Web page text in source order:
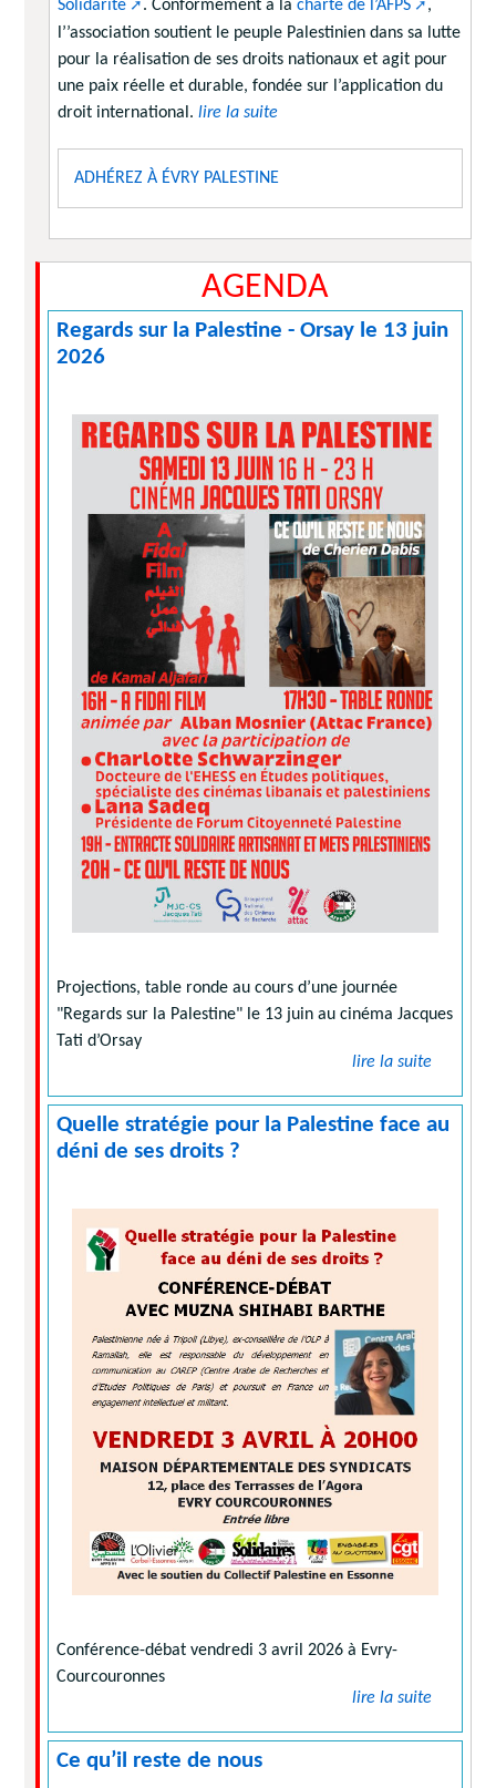
Solidarité . Conformément à la charte de l’AFPS
,
l’’association soutient le peuple Palestinien dans sa lutte
pour la réalisation de ses droits nationaux et agit pour
une paix réelle et durable, fondée sur l’application du
droit international. lire la suite
ADHÉREZ À ÉVRY PALESTINE
AGENDA
Regards sur la Palestine - Orsay le 13 juin
2026
Projections, table ronde au cours d’une journée
"Regards sur la Palestine" le 13 juin au cinéma Jacques
Tati d’Orsay
lire la suite
Quelle stratégie pour la Palestine face au
déni de ses droits ?
Conférence-débat vendredi 3 avril 2026 à Evry-
Courcouronnes
lire la suite
Ce qu’il reste de nous